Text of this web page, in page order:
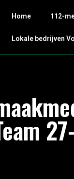
Home 112-
Lokale bedrijven